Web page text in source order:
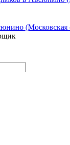
(Московская